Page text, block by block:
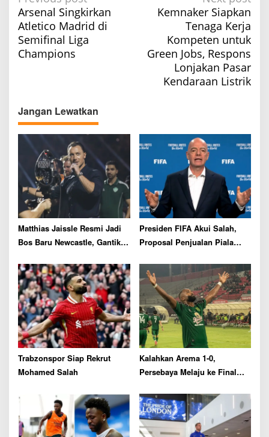
o
s
t
i
g
t
i
o
n
Arsenal Singkirkan
Atletico Madrid di
Semifinal Liga
Champions
Kemnaker Siapkan
Tenaga Kerja
Kompeten untuk
Green Jobs, Respons
Lonjakan Pasar
Kendaraan Listrik
Jangan Lewatkan
Matthias Jaissle Resmi Jadi
Bos Baru Newcastle, Gantikan
Presiden FIFA Akui Salah,
Proposal Penjualan Piala
Trabzonspor Siap Rekrut
Mohamed Salah
Kalahkan Arema 1-0,
Persebaya Melaju ke Final